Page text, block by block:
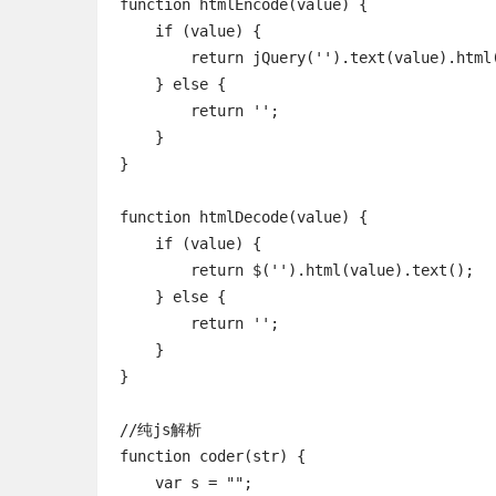
function htmlEncode(value) {
if (value) {
return
} else {
return '';
}
}
function htmlDecode(value) {
if (value) {
return $('').html(value).text();
} else {
return '';
}
}
//纯js解析
function coder(str) {
var s = "";